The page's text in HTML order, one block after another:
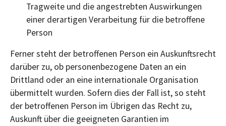
Tragweite und die angestrebten Auswirkungen
einer derartigen Verarbeitung für die betroffene
Person
Ferner steht der betroffenen Person ein Auskunftsrecht
darüber zu, ob personenbezogene Daten an ein
Drittland oder an eine internationale Organisation
übermittelt wurden. Sofern dies der Fall ist, so steht
der betroffenen Person im Übrigen das Recht zu,
Auskunft über die geeigneten Garantien im